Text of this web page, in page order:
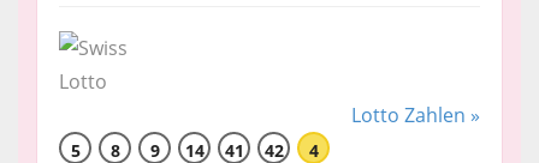
Lotto Zahlen »
5 8 9 14 41 42 4